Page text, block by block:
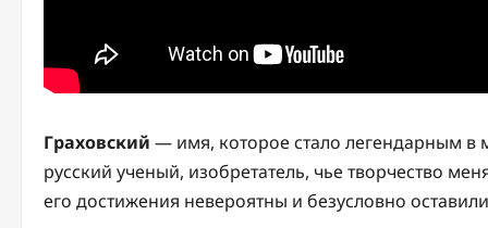
Граховский — имя, которое стало легендарным в
русский ученый, изобретатель, чье творчество
его достижения невероятны и безусловно